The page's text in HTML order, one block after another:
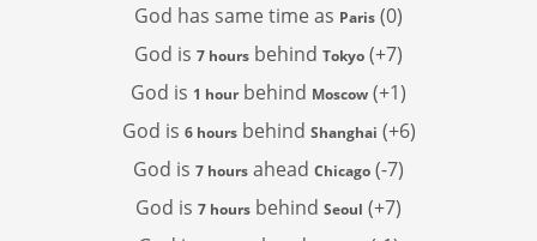
God has same time as Paris (0)
God is 7 hours behind Tokyo (+7)
God is 1 hourbehind Moscow (+1)
God is 6 hoursbehind Shanghai (+6)
God is 7 hours ahead Chicago (-7)
God is 7 hours behind Seoul (+7)